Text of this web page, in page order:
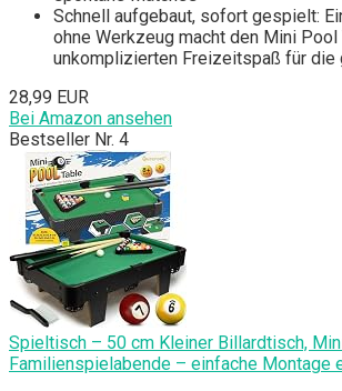
Schnell aufgebaut, sofort gespielt:
ohne Werkzeug macht den Mini Pool
unkomplizierten Freizeitspaß für die
28,99 EUR
Bei Amazon ansehen
Bestseller Nr. 4
Spieltisch – 50 cm Kleiner Billardtisch,
Familienspielabende – einfache Montage